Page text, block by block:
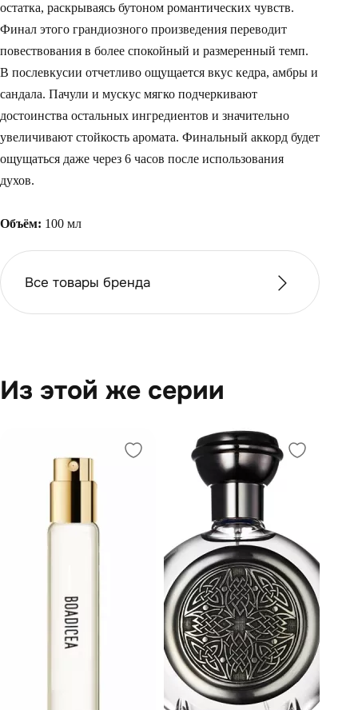
остатка, раскрываясь бутоном романтических чувств.
Финал этого грандиозного произведения переводит
повествования в более спокойный и размеренный темп.
В послевкусии отчетливо ощущается вкус кедра, амбры и
сандала. Пачули и мускус мягко подчеркивают
достоинства остальных ингредиентов и значительно
увеличивают стойкость аромата. Финальный аккорд будет
ощущаться даже через 6 часов после использования
духов.
Объём: 100 мл
Все товары бренда
Из этой же серии